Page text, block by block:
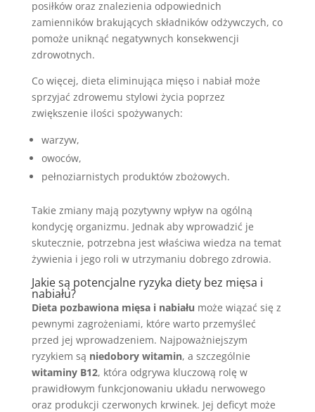
posiłków oraz znalezienia odpowiednich
zamienników brakujących składników odżywczych, co
pomoże uniknąć negatywnych konsekwencji
zdrowotnych.
Co więcej, dieta eliminująca mięso i nabiał może
sprzyjać zdrowemu stylowi życia poprzez
zwiększenie ilości spożywanych:
warzyw,
owoców,
pełnoziarnistych produktów zbożowych.
Takie zmiany mają pozytywny wpływ na ogólną
kondycję organizmu. Jednak aby wprowadzić je
skutecznie, potrzebna jest właściwa wiedza na temat
żywienia i jego roli w utrzymaniu dobrego zdrowia.
Jakie są potencjalne ryzyka diety bez mięsa i
nabiału?
Dieta pozbawiona mięsa i nabiału może wiązać się z
pewnymi zagrożeniami, które warto przemyśleć
przed jej wprowadzeniem. Najpoważniejszym
ryzykiem są niedobory witamin, a szczególnie
witaminy B12, która odgrywa kluczową rolę w
prawidłowym funkcjonowaniu układu nerwowego
oraz produkcji czerwonych krwinek. Jej deficyt może